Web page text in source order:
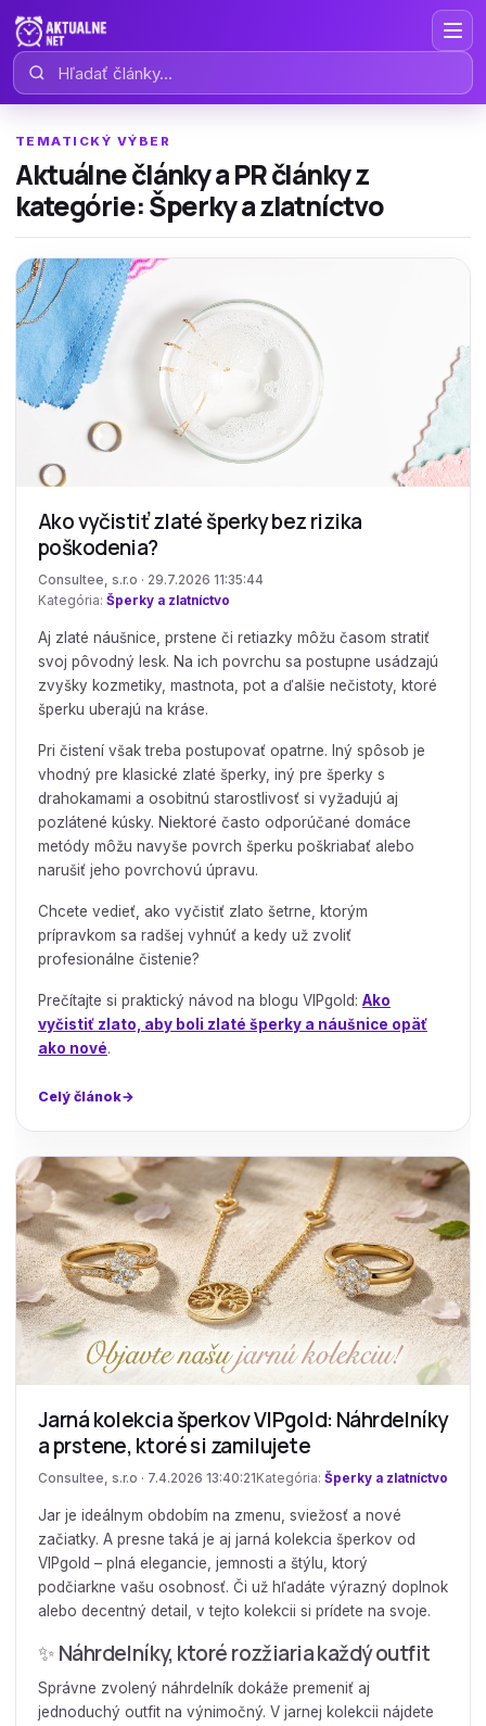
Hľadať články
TEMATICKÝ VÝBER
Aktuálne články a PR články z
kategórie: Šperky a zlatníctvo
Ako vyčistiť zlaté šperky bez rizika
poškodenia?
Consultee, s.r.o · 29.7.2026 11:35:44
Kategória: Šperky a zlatníctvo
Aj zlaté náušnice, prstene či retiazky môžu časom stratiť
svoj pôvodný lesk. Na ich povrchu sa postupne usádzajú
zvyšky kozmetiky, mastnota, pot a ďalšie nečistoty, ktoré
šperku uberajú na kráse.
Pri čistení však treba postupovať opatrne. Iný spôsob je
vhodný pre klasické zlaté šperky, iný pre šperky s
drahokamami a osobitnú starostlivosť si vyžadujú aj
pozlátené kúsky. Niektoré často odporúčané domáce
metódy môžu navyše povrch šperku poškriabať alebo
narušiť jeho povrchovú úpravu.
Chcete vedieť, ako vyčistiť zlato šetrne, ktorým
prípravkom sa radšej vyhnúť a kedy už zvoliť
profesionálne čistenie?
Prečítajte si praktický návod na blogu VIPgold: Ako
vyčistiť zlato, aby boli zlaté šperky a náušnice opäť
ako nové.
Celý článok
Jarná kolekcia šperkov VIPgold: Náhrdelníky
a prstene, ktoré si zamilujete
Consultee, s.r.o · 7.4.2026 13:40:21 Kategória: Šperky a zlatníctvo
Jar je ideálnym obdobím na zmenu, sviežosť a nové
začiatky. A presne taká je aj jarná kolekcia šperkov od
VIPgold – plná elegancie, jemnosti a štýlu, ktorý
podčiarkne vašu osobnosť. Či už hľadáte výrazný doplnok
alebo decentný detail, v tejto kolekcii si prídete na svoje.
✨ Náhrdelníky, ktoré rozžiaria každý outfit
Správne zvolený náhrdelník dokáže premeniť aj
jednoduchý outfit na výnimočný. V jarnej kolekcii nájdete